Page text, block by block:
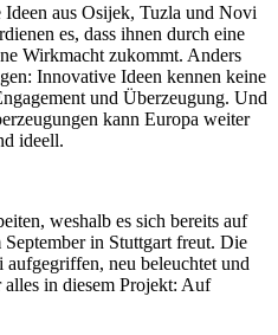
aus Osijek, Tuzla und Novi
es, dass ihnen durch eine
Wirkmacht zukommt. Anders
Innovative Ideen kennen keine
und Überzeugung. Und
kann Europa weiter
ideell.
weshalb es sich bereits auf
in Stuttgart freut. Die
neu beleuchtet und
in diesem Projekt: Auf